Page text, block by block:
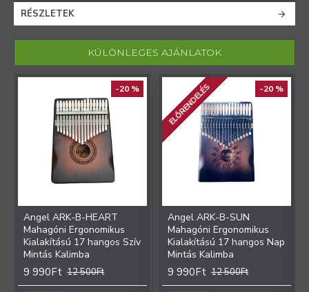
RÉSZLETEK
KÜLÖNLEGES AJÁNLATOK
-20 %
Angel ARK-B-HEART
Mahagóni Ergonomikus
Kialakítású 17 hangos Szív
Mintás Kalimba
9 990Ft 12 500Ft
-20 %
ELŐRENDELÉS
Angel ARK-B-SUN
Mahagóni Ergonomikus
Kialakítású 17 hangos Nap
Mintás Kalimba
9 990Ft 12 500Ft